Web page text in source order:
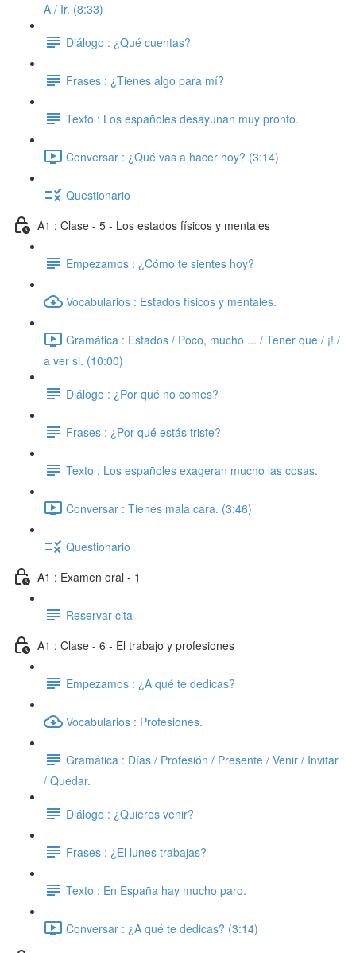
A / Ir. (8:33)
Diálogo : ¿Qué cuentas?
Frases : ¿Tienes algo para mí?
Texto : Los españoles desayunan muy pronto.
Conversar : ¿Qué vas a hacer hoy? (3:14)
Questionario
A1 : Clase - 5 - Los estados físicos y mentales
Empezamos : ¿Cómo te sientes hoy?
Vocabularios : Estados físicos y mentales.
Gramática : Estados / Poco, mucho ... / Tener que / ¡! /
a ver si. (10:00)
Diálogo : ¿Por qué no comes?
Frases : ¿Por qué estás triste?
Texto : Los españoles exageran mucho las cosas.
Conversar : Tienes mala cara. (3:46)
Questionario
A1 : Examen oral - 1
Reservar cita
A1 : Clase - 6 - El trabajo y profesiones
Empezamos : ¿A qué te dedicas?
Vocabularios : Profesiones.
Gramática : Días / Profesión / Presente / Venir / Invitar
/ Quedar.
Diálogo : ¿Quieres venir?
Frases : ¿El lunes trabajas?
Texto : En España hay mucho paro.
Conversar : ¿A qué te dedicas? (3:14)